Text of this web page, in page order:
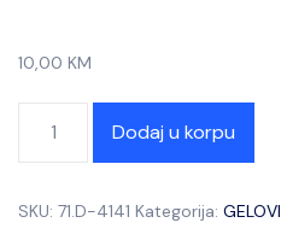
10,00 KM
Dodaj u korpu
SKU: 71.D-4141 Kategorija: GELOVI